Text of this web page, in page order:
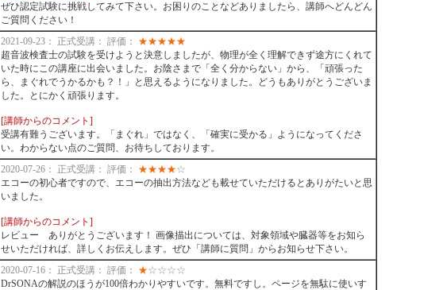
ぜひ認定試験に挑戦してみて下さい。お困りのことなどありましたら、講師へどんどん
ご質問ください！
2021-09-23： 正式受講： 評価： ★★★★★
超音波検査士の試験を受けようと決意しましたが、物理が全く理解できず途方にくれて
いた時にこの講座に出会いました。お陰さまで「全く分からない」から、「頑張った
ら、まぐれでうかるかも？！」と思えるようになりました。どうもありがとうございま
した。とにかく頑張ります。
[講師からのコメント]
受講有難うございます。「まぐれ」ではなく、「確実に受かる」ようになってくださ
い。わからない点のご質問、お待ちしております。
2020-07-26： 正式受講： 評価： ★★★★☆
エコーの初心者ですので、エコーの抽出方法なども載せていただけるとありがたいと思
いました。
[講師からのコメント]
レビュー ありがとうございます！ 画像描出については、対象領域や臓器等をお知ら
せいただければ、詳しくお伝えします。ぜひ「講師に質問」からお知らせ下さい。
2020-07-16： 正式受講： 評価： ★☆☆☆☆
DrSONAの解説のほうが100倍わかりやすいです。無料ですし。ページを無駄に使いす